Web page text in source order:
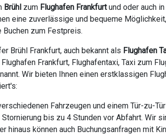
Brühl zum Flughafen Frankfurtund oder auch
eine zuverlässige und bequeme
zum Festpreis.
Brühl Frankfurt, auch bekannt als Flughafen
Frankfurt, Flughafentaxi, Taxi zum
Wir bieten Ihnen einen erstklassigen
Fahrzeugen und einem Tür-zu-
bis zu 4 Stunden vor Abfahrt. Wir
können auch Buchungsanfragen mit